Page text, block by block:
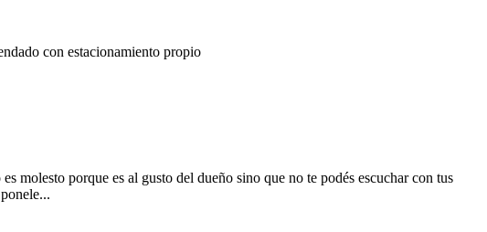
con estacionamiento propio
molesto porque es al gusto del dueño sino que no te podés escuchar con tus